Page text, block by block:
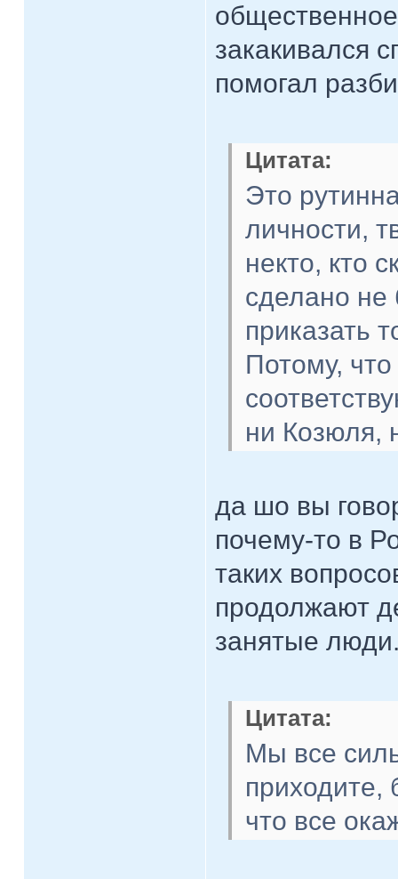
закакивался
помогал
Цитата:
Это
личности,
некто, кто
сделано не
приказать
Потому,
ни Козюля,
да шо вы
почему-то в
таких
продолжают
занятые
Цитата:
Мы все
приходите,
что все